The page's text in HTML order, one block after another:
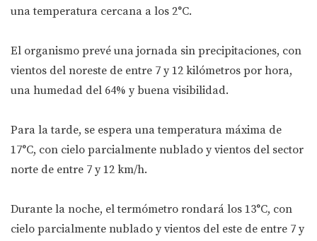
una temperatura cercana a los 2°C.
El organismo prevé una jornada sin precipitaciones, con
vientos del noreste de entre 7 y 12 kilómetros por hora,
una humedad del 64% y buena visibilidad.
Para la tarde, se espera una temperatura máxima de
17°C, con cielo parcialmente nublado y vientos del sector
norte de entre 7 y 12 km/h.
Durante la noche, el termómetro rondará los 13°C, con
cielo parcialmente nublado y vientos del este de entre 7 y